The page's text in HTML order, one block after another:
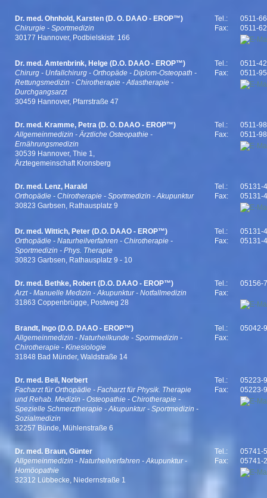
Dr. med. Ohnhold, Karsten (D. O. DAAO - EROP™)
Chirurgie - Sportmedizin
30177 Hannover, Podbielskistr. 166
Tel.:
0511-
Fax:
0511-
Dr. med. Amtenbrink, Helge (D.O. DAAO - EROP™)
Chirurg - Unfallchirurg - Orthopäde - Diplom-Osteopath -
Rettungsmedizin - Chirotherapie - Atlastherapie -
Durchgangsarzt
30459 Hannover, Pfarrstraße 47
Tel.:
0511-
Fax:
0511-
Dr. med. Kramme, Petra (D. O. DAAO - EROP™)
Allgemeinmedizin - Ärztliche Osteopathie -
Ernährungsmedizin
30539 Hannover, Thie 1,
Ärztegemeinschaft Kronsberg
Tel.:
0511-
Fax:
0511-
Dr. med. Lenz, Harald
Orthopädie - Chirotherapie - Sportmedizin - Akupunktur
30823 Garbsen, Rathausplatz 9
Tel.:
05131-
Fax:
05131-
Dr. med. Wittich, Peter (D.O. DAAO - EROP™)
Orthopädie - Naturheilverfahren - Chirotherapie -
Sportmedizin - Phys. Therapie
30823 Garbsen, Rathausplatz 9 - 10
Tel.:
05131-
Fax:
05131-
Dr. med. Bethke, Robert (D.O. DAAO - EROP™)
Arzt - Manuelle Medizin - Akupunktur - Notfallmedizin
31863 Coppenbrügge, Postweg 28
Tel.:
05156-
Fax:
Brandt, Ingo (D.O. DAAO - EROP™)
Allgemeinmedizin - Naturheilkunde - Sportmedizin -
Chirotherapie - Kinesiologie
31848 Bad Münder, Waldstraße 14
Tel.:
05042-
Fax:
Dr. med. Beil, Norbert
Facharzt für Orthopädie - Facharzt für Physik. Therapie
und Rehab. Medizin - Osteopathie - Chirotherapie -
Spezielle Schmerztherapie - Akupunktur - Sportmedizin -
Sozialmedizin
32257 Bünde, Mühlenstraße 6
Tel.:
05223-
Fax:
05223-
Dr. med. Braun, Günter
Allgemeinmedizin - Naturheilverfahren - Akupunktur -
Homöopathie
32312 Lübbecke, Niedernstraße 1
Tel.:
05741-
Fax:
05741-